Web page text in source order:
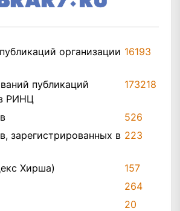
организации 16193
публикаций
РИНЦ
173218
526
зарегистрированных в 223
Хирша)
157
264
20